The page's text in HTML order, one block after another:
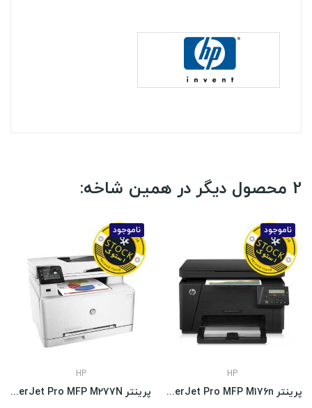
2 محصول دیگر در همین شاخه:
ناموجود
HP
پرینتر HP Color LaserJet Pro MFP M277N استوک
ناموجود
HP
پرینتر HP LaserJet Pro MFP M176n استوک